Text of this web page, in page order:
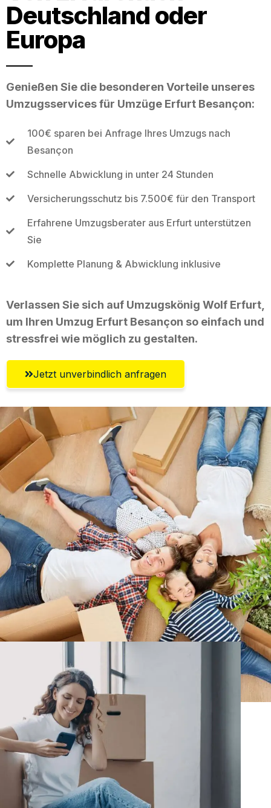
Deutschland oder
Europa
Genießen Sie die besonderen Vorteile unseres
Umzugsservices für Umzüge Erfurt Besançon:
100€ sparen bei Anfrage Ihres Umzugs nach
Besançon
Schnelle Abwicklung in unter 24 Stunden
Versicherungsschutz bis 7.500€ für den Transport
Erfahrene Umzugsberater aus Erfurt unterstützen
Sie
Komplette Planung & Abwicklung inklusive
Verlassen Sie sich auf Umzugskönig Wolf Erfurt,
um Ihren Umzug Erfurt Besançon so einfach und
stressfrei wie möglich zu gestalten.
Jetzt unverbindlich anfragen